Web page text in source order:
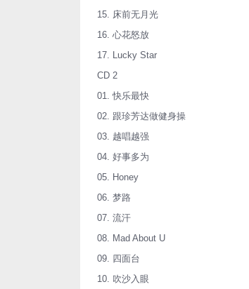
15. 床前无月光
16. 心花怒放
17. Lucky Star
CD 2
01. 快乐最快
02. 跟珍芳达做健身操
03. 越唱越强
04. 好事多为
05. Honey
06. 梦路
07. 流汗
08. Mad About U
09. 四面台
10. 吹沙入眼